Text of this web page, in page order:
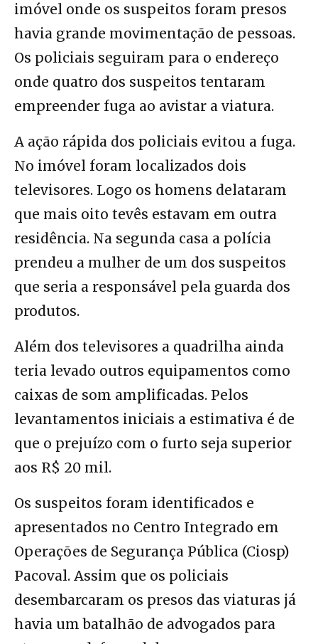
imóvel onde os suspeitos foram presos
havia grande movimentação de pessoas.
Os policiais seguiram para o endereço
onde quatro dos suspeitos tentaram
empreender fuga ao avistar a viatura.
A ação rápida dos policiais evitou a fuga.
No imóvel foram localizados dois
televisores. Logo os homens delataram
que mais oito tevês estavam em outra
residência. Na segunda casa a polícia
prendeu a mulher de um dos suspeitos
que seria a responsável pela guarda dos
produtos.
Além dos televisores a quadrilha ainda
teria levado outros equipamentos como
caixas de som amplificadas. Pelos
levantamentos iniciais a estimativa é de
que o prejuízo com o furto seja superior
aos R$ 20 mil.
Os suspeitos foram identificados e
apresentados no Centro Integrado em
Operações de Segurança Pública (Ciosp)
Pacoval. Assim que os policiais
desembarcaram os presos das viaturas já
havia um batalhão de advogados para